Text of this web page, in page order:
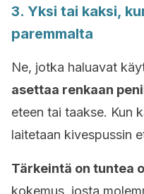
3. Yksi tai kaksi,
paremmalta
Ne, jotka haluavat
asettaa renkaan
eteen tai taakse. Kun
laitetaan kivespussin
Tärkeintä on tuntea
kokemus, josta